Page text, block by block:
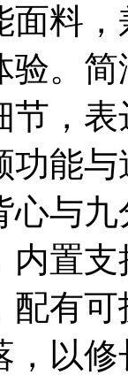
面料
验。
节，
功能
心与
内置
配有
，以